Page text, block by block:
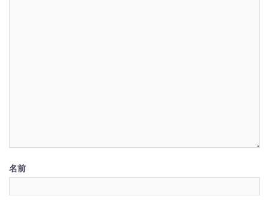
名前